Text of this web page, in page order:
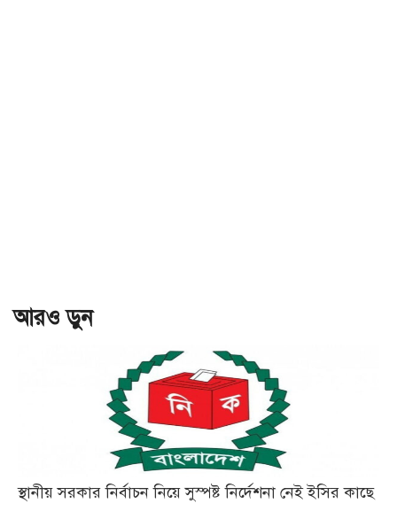
আরও ড়ুন
স্থানীয় সরকার নির্বাচন নিয়ে সুস্পষ্ট নির্দেশনা নেই ইসির কাছে